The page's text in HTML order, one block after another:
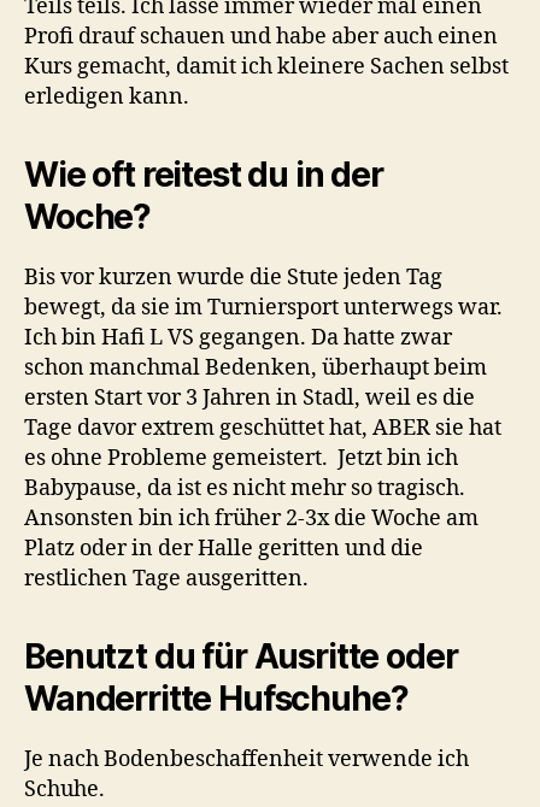
Teils teils. Ich lasse immer wieder mal einen
Profi drauf schauen und habe aber auch einen
Kurs gemacht, damit ich kleinere Sachen selbst
erledigen kann.
Wie oft reitest du in der
Woche?
Bis vor kurzen wurde die Stute jeden Tag
bewegt, da sie im Turniersport unterwegs war.
Ich bin Hafi L VS gegangen. Da hatte zwar
schon manchmal Bedenken, überhaupt beim
ersten Start vor 3 Jahren in Stadl, weil es die
Tage davor extrem geschüttet hat, ABER sie hat
es ohne Probleme gemeistert. Jetzt bin ich
Babypause, da ist es nicht mehr so tragisch.
Ansonsten bin ich früher 2-3x die Woche am
Platz oder in der Halle geritten und die
restlichen Tage ausgeritten.
Benutzt du für Ausritte oder
Wanderritte Hufschuhe?
Je nach Bodenbeschaffenheit verwende ich
Schuhe.